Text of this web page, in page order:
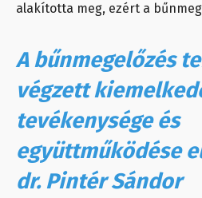
alakította meg, ezért a
A bűnmegelőzés
végzett
tevékenysége és
együttműködése
dr. Pintér Sándor